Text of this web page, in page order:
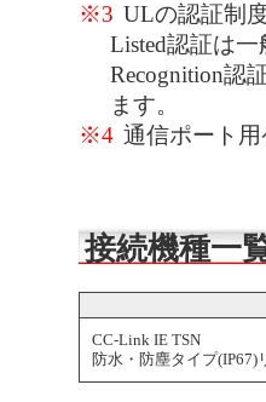
※3 ULの認証制
Listed認証は
Recognition認
ます。
※4 通信ポート
接続機種一
CC-Link IE TSN
防水・防塵タイプ(IP67)